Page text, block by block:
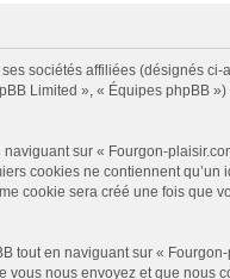
sociétés affiliées (désignés
Limited », « Équipes phpBB
sur « Fourgon-
cookies ne contiennent
cookie sera créé une fois que
tout en naviguant sur «
nous envoyez et que